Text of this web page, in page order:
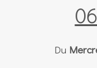
Du